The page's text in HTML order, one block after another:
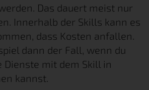
Das dauert meist nur
Innerhalb der Skills kann es
dass Kosten anfallen.
dann der Fall, wenn du
mit dem Skill in
kannst.